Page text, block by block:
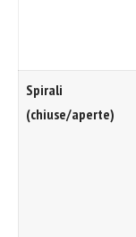
Spirali
(chiuse/aperte)